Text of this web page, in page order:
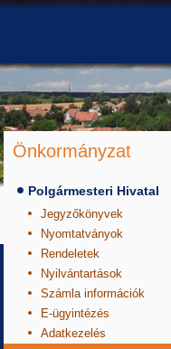
Önkormányzat
Polgármesteri Hivatal
Jegyzőkönyvek
Nyomtatványok
Rendeletek
Nyilvántartások
Számla információk
E-ügyintézés
Adatkezelés